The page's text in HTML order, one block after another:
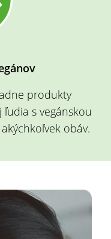
produkty
s vegánskou
obáv.